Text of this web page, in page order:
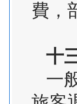
費，
十
一